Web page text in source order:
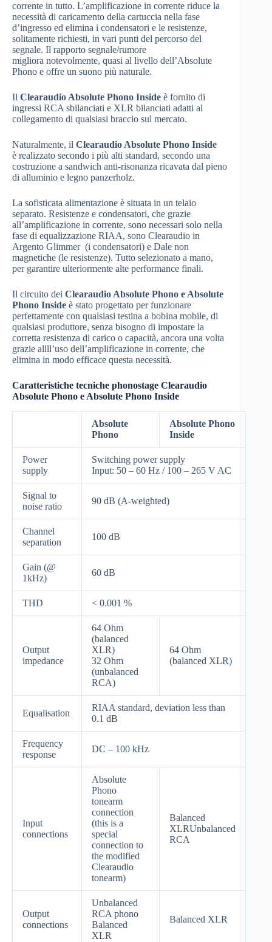
corrente in tutto. L’amplificazione in corrente riduce la
necessità di caricamento della cartuccia nella fase
d’ingresso ed elimina i condensatori e le resistenze,
solitamente richiesti, in vari punti del percorso del
segnale. Il rapporto segnale/rumore
migliora notevolmente, quasi al livello dell’Absolute
Phono e offre un suono più naturale.
Il Clearaudio Absolute Phono Inside è fornito di
ingressi RCA sbilanciati e XLR bilanciati adatti al
collegamento di qualsiasi braccio sul mercato.
Naturalmente, il Clearaudio Absolute Phono Inside
è realizzato secondo i più alti standard, secondo una
costruzione a sandwich anti-risonanza ricavata dal pieno
di alluminio e legno panzerholz.
La sofisticata alimentazione è situata in un telaio
separato. Resistenze e condensatori, che grazie
all’amplificazione in corrente, sono necessari solo nella
fase di equalizzazione RIAA, sono Clearaudio in
Argento Glimmer (i condensatori) e Dale non
magnetiche (le resistenze). Tutto selezionato a mano,
per garantire ulteriormente alte performance finali.
Il circuito dei Clearaudio Absolute Phono e Absolute
Phono Inside è stato progettato per funzionare
perfettamente con qualsiasi testina a bobina mobile, di
qualsiasi produttore, senza bisogno di impostare la
corretta resistenza di carico o capacità, ancora una volta
grazie allll’uso dell’amplificazione in corrente, che
elimina in modo efficace questa necessità.
Caratteristiche tecniche phonostage Clearaudio
Absolute Phono e Absolute Phono Inside
Absolute
Phono
Absolute Phono
Inside
Power
supply
Switching power supply
Input: 50 – 60 Hz / 100 – 265 V AC
Signal to
noise ratio
90 dB (A-weighted)
Channel
separation
100 dB
Gain (@
1kHz)
60 dB
THD < 0.001 %
Output
impedance
64 Ohm
(balanced
XLR)
32 Ohm
(unbalanced
RCA)
64 Ohm
(balanced XLR)
Equalisation
RIAA standard, deviation less than
0.1 dB
Frequency
response
DC – 100 kHz
Input
connections
Absolute
Phono
tonearm
connection
(this is a
special
connection to
the modified
Clearaudio
tonearm)
Balanced
XLRUnbalanced
RCA
Output
connections
Unbalanced
RCA phono
Balanced
XLR
Balanced XLR